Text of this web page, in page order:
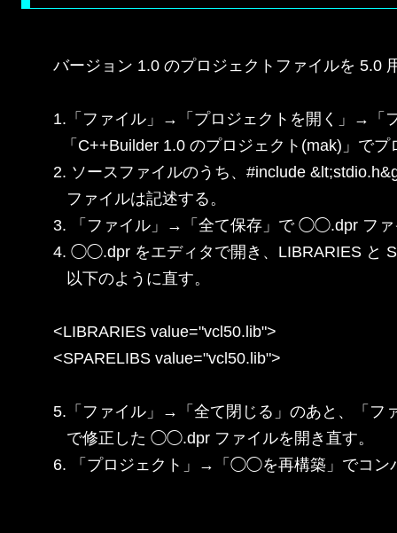
バージョン 1.0 のプロジェクトファイルを 5.0
1.「ファイル」→「プロジェクトを開く」→「
「C++Builder 1.0 のプロジェクト(mak)」で
2. ソースファイルのうち、#include
   ファイルは記述する。
3. 「ファイル」→「全て保存」で ◯◯.dpr ファ
4. ◯◯.dpr をエディタで開き、LIBRARIES と
   以下のように直す。
<LIBRARIES value="vcl50.lib">
<SPARELIBS value="vcl50.lib">
5.「ファイル」→「全て閉じる」のあと、「フ
   で修正した ◯◯.dpr ファイルを開き直す。
6. 「プロジェクト」→「◯◯を再構築」でコン